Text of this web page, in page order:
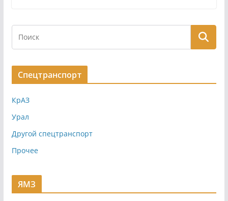
Спецтранспорт
КрАЗ
Урал
Другой спецтранспорт
Прочее
ЯМЗ